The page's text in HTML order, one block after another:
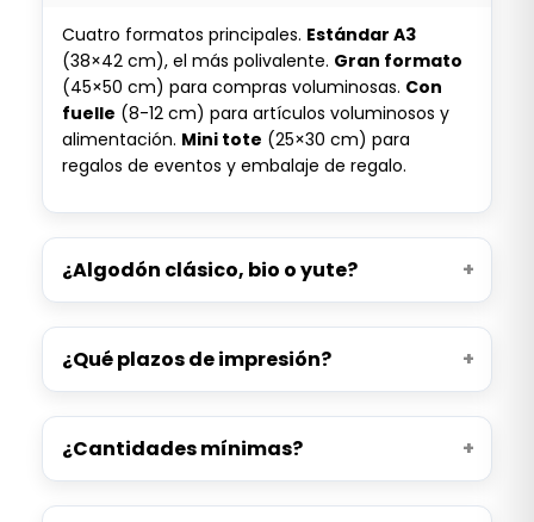
Cuatro formatos principales. Estándar A3
(38×42 cm), el más polivalente. Gran formato
(45×50 cm) para compras voluminosas. Con
fuelle (8-12 cm) para artículos voluminosos y
alimentación. Mini tote (25×30 cm) para
regalos de eventos y embalaje de regalo.
¿Algodón clásico, bio o yute?
¿Qué plazos de impresión?
¿Cantidades mínimas?